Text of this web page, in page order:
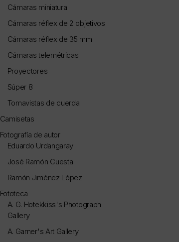
Cámaras miniatura
Cámaras réflex de 2 objetivos
Cámaras réflex de 35 mm
Cámaras telemétricas
Proyectores
Súper 8
Tomavistas de cuerda
Camisetas
Fotografía de autor
Eduardo Urdangaray
José Ramón Cuesta
Ramón Jiménez López
Fototeca
A. G. Hotekkiss's Photograph
Gallery
A. Garner's Art Gallery